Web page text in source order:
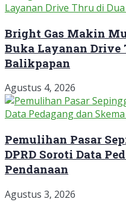
Bright Gas Makin
Buka Layanan Drive
Balikpapan
Agustus 4, 2026
Pemulihan Pasar
DPRD Soroti Data
Pendanaan
Agustus 3, 2026